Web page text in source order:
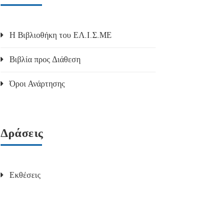
Η Βιβλιοθήκη του ΕΛ.Ι.Σ.ΜΕ
Βιβλία προς Διάθεση
Όροι Ανάρτησης
Δράσεις
Εκθέσεις